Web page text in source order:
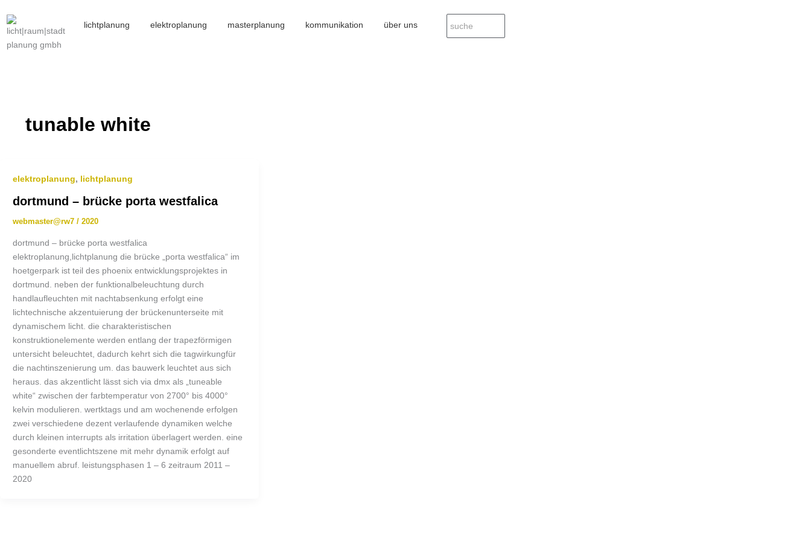
lichtplanung elektroplanung masterplanung kommunikation über uns
tunable white
elektroplanung, lichtplanung
dortmund – brücke porta westfalica
webmaster@rw7 / 2020
dortmund – brücke porta westfalica
elektroplanung,lichtplanung die brücke „porta westfalica“ im
hoetgerpark ist teil des phoenix entwicklungsprojektes in
dortmund. neben der funktionalbeleuchtung durch
handlaufleuchten mit nachtabsenkung erfolgt eine
lichtechnische akzentuierung der brückenunterseite mit
dynamischem licht. die charakteristischen
konstruktionelemente werden entlang der trapezförmigen
untersicht beleuchtet, dadurch kehrt sich die tagwirkungfür
die nachtinszenierung um. das bauwerk leuchtet aus sich
heraus. das akzentlicht lässt sich via dmx als „tuneable
white“ zwischen der farbtemperatur von 2700° bis 4000°
kelvin modulieren. wertktags und am wochenende erfolgen
zwei verschiedene dezent verlaufende dynamiken welche
durch kleinen interrupts als irritation überlagert werden. eine
gesonderte eventlichtszene mit mehr dynamik erfolgt auf
manuellem abruf. leistungsphasen 1 – 6 zeitraum 2011 –
2020